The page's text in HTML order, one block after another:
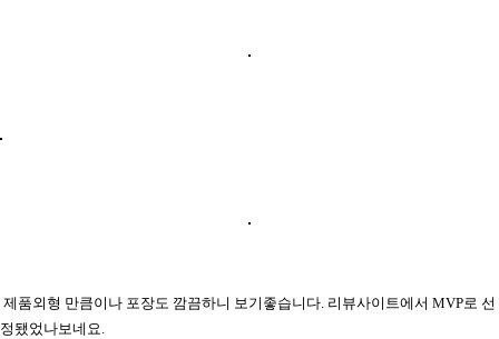
제품외형 만큼이나 포장도 깜끔하니 보기좋습니다. 리뷰사이트에서 MVP로 선
정됐었나보네요.